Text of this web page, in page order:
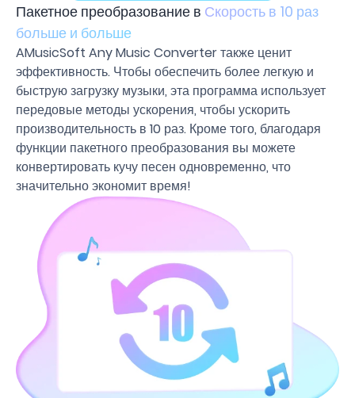
Пакетное преобразование в Скорость в 10 раз
больше и больше
AMusicSoft Any Music Converter также ценит
эффективность. Чтобы обеспечить более легкую и
быструю загрузку музыки, эта программа использует
передовые методы ускорения, чтобы ускорить
производительность в 10 раз. Кроме того, благодаря
функции пакетного преобразования вы можете
конвертировать кучу песен одновременно, что
значительно экономит время!